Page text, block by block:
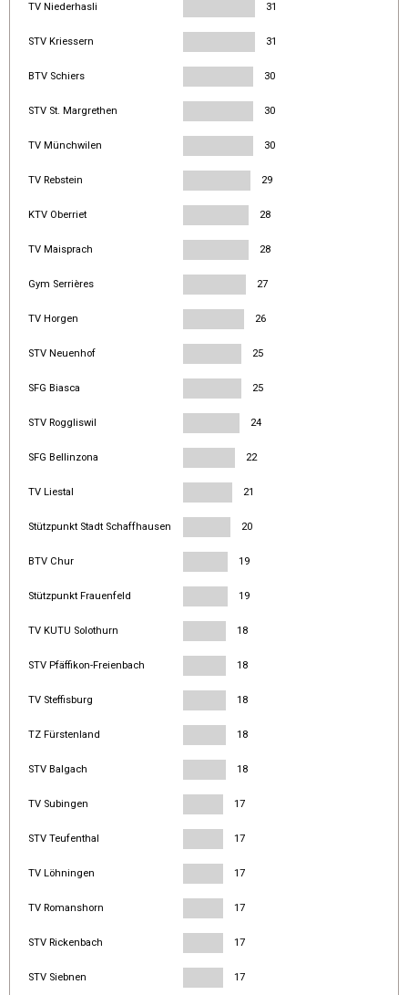
TV Niederhasli 31
STV Kriessern 31
BTV Schiers 30
STV St. Margrethen 30
TV Münchwilen 30
TV Rebstein 29
KTV Oberriet 28
TV Maisprach 28
Gym Serrières 27
TV Horgen 26
STV Neuenhof 25
SFG Biasca 25
STV Roggliswil 24
SFG Bellinzona 22
TV Liestal 21
Stützpunkt Stadt Schaffhausen 20
BTV Chur 19
Stützpunkt Frauenfeld 19
TV KUTU Solothurn 18
STV Pfäffikon-Freienbach 18
TV Steffisburg 18
TZ Fürstenland 18
STV Balgach 18
TV Subingen 17
STV Teufenthal 17
TV Löhningen 17
TV Romanshorn 17
STV Rickenbach 17
STV Siebnen 17